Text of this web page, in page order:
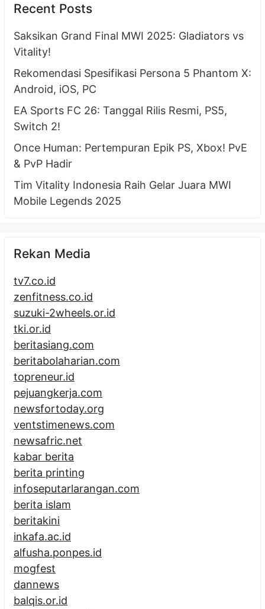
Recent Posts
Saksikan Grand Final MWI 2025: Gladiators vs
Vitality!
Rekomendasi Spesifikasi Persona 5 Phantom X:
Android, iOS, PC
EA Sports FC 26: Tanggal Rilis Resmi, PS5,
Switch 2!
Once Human: Pertempuran Epik PS, Xbox! PvE
& PvP Hadir
Tim Vitality Indonesia Raih Gelar Juara MWI
Mobile Legends 2025
Rekan Media
tv7.co.id
zenfitness.co.id
suzuki-2wheels.or.id
tki.or.id
beritasiang.com
beritabolaharian.com
topreneur.id
pejuangkerja.com
newsfortoday.org
ventstimenews.com
newsafric.net
kabar berita
berita printing
infoseputarlarangan.com
berita islam
beritakini
inkafa.ac.id
alfusha.ponpes.id
mogfest
dannews
balqis.or.id